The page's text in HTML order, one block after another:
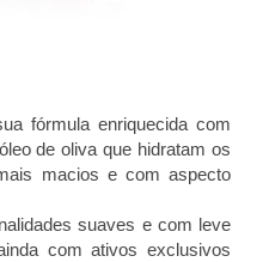
fórmula enriquecida com
de oliva que hidratam os
macios e com aspecto
suaves e com leve
com ativos exclusivos